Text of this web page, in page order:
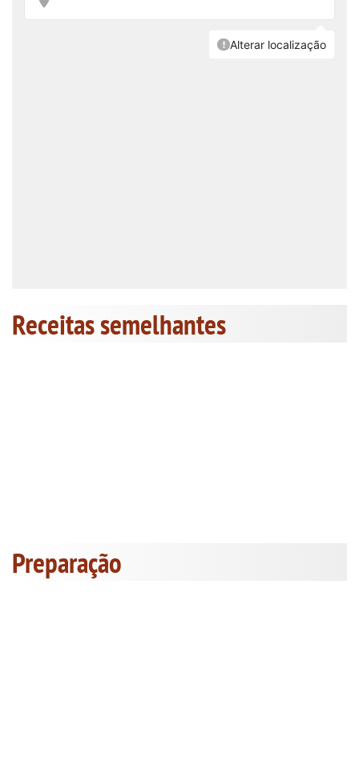
Receitas semelhantes
Preparação